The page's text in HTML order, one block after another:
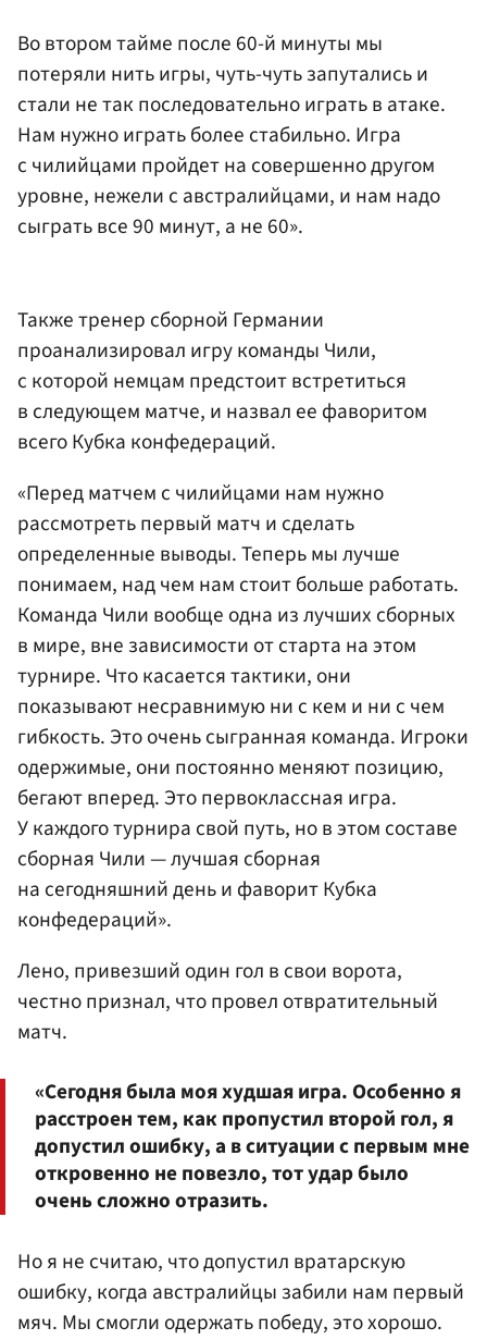
Во втором тайме после 60-й минуты мы
потеряли нить игры, чуть-чуть запутались и
стали не так последовательно играть в атаке.
Нам нужно играть более стабильно. Игра
с чилийцами пройдет на совершенно другом
уровне, нежели с австралийцами, и нам надо
сыграть все 90 минут, а не 60».
Также тренер сборной Германии
проанализировал игру команды Чили,
с которой немцам предстоит встретиться
в следующем матче, и назвал ее фаворитом
всего Кубка конфедераций.
«Перед матчем с чилийцами нам нужно
рассмотреть первый матч и сделать
определенные выводы. Теперь мы лучше
понимаем, над чем нам стоит больше работать.
Команда Чили вообще одна из лучших сборных
в мире, вне зависимости от старта на этом
турнире. Что касается тактики, они
показывают несравнимую ни с кем и ни с чем
гибкость. Это очень сыгранная команда. Игроки
одержимые, они постоянно меняют позицию,
бегают вперед. Это первоклассная игра.
У каждого турнира свой путь, но в этом составе
сборная Чили — лучшая сборная
на сегодняшний день и фаворит Кубка
конфедераций».
Лено, привезший один гол в свои ворота,
честно признал, что провел отвратительный
матч.
«Сегодня была моя худшая игра. Особенно я
расстроен тем, как пропустил второй гол, я
допустил ошибку, а в ситуации с первым мне
откровенно не повезло, тот удар было
очень сложно отразить.
Но я не считаю, что допустил вратарскую
ошибку, когда австралийцы забили нам первый
мяч. Мы смогли одержать победу, это хорошо.